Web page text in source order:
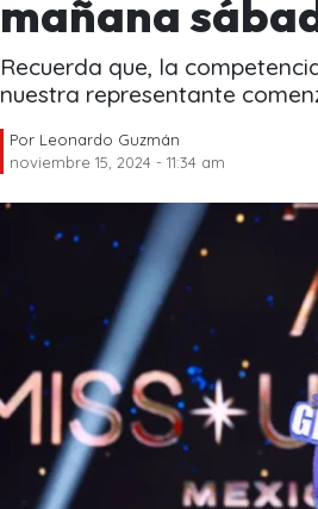
mañana
Recuerda que, la
nuestra representante
Por Leonardo Guzmán
noviembre 15, 2024 - 11:34 am